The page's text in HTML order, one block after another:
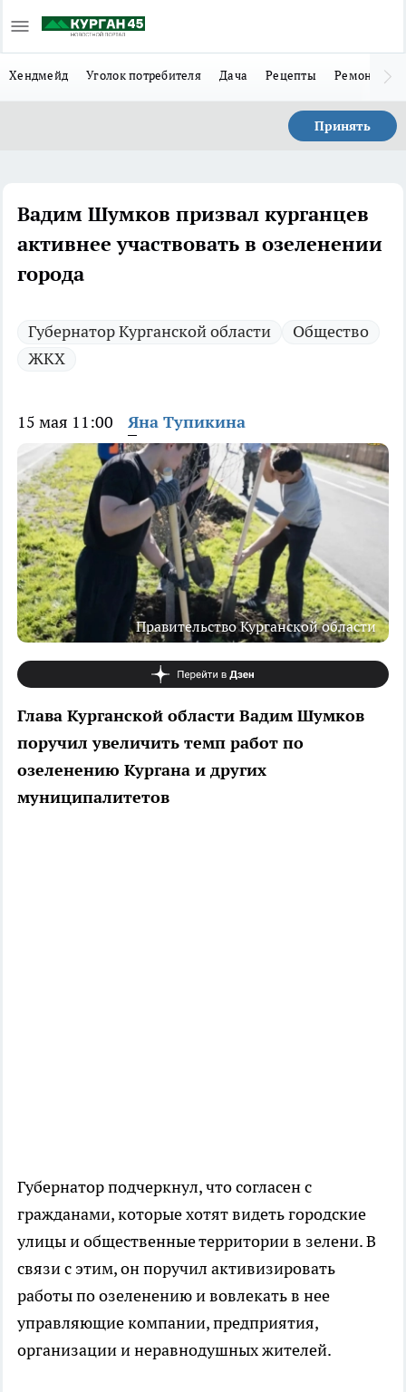
Хендмейд Уголок потребителя Дача Рецепты Ремонт
Принять
Вадим Шумков призвал курганцев
активнее участвовать в озеленении
города
Губернатор Курганской области
Общество
ЖКХ
15 мая 11:00 Яна Тупикина
Правительство Курганской области
Глава Курганской области Вадим Шумков
поручил увеличить темп работ по
озеленению Кургана и других
муниципалитетов
Губернатор подчеркнул, что согласен с
гражданами, которые хотят видеть городские
улицы и общественные территории в зелени. В
связи с этим, он поручил активизировать
работы по озеленению и вовлекать в нее
управляющие компании, предприятия,
организации и неравнодушных жителей.